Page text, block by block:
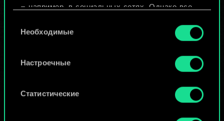
— например, в социальных сетях. Однако все
разрешения.
Найти подробную информацию о том, как мы
используем ваши файлы cookie, и изменить
«Настройки» ниже.
согласия
Необходимые
Настроечные
Статистические